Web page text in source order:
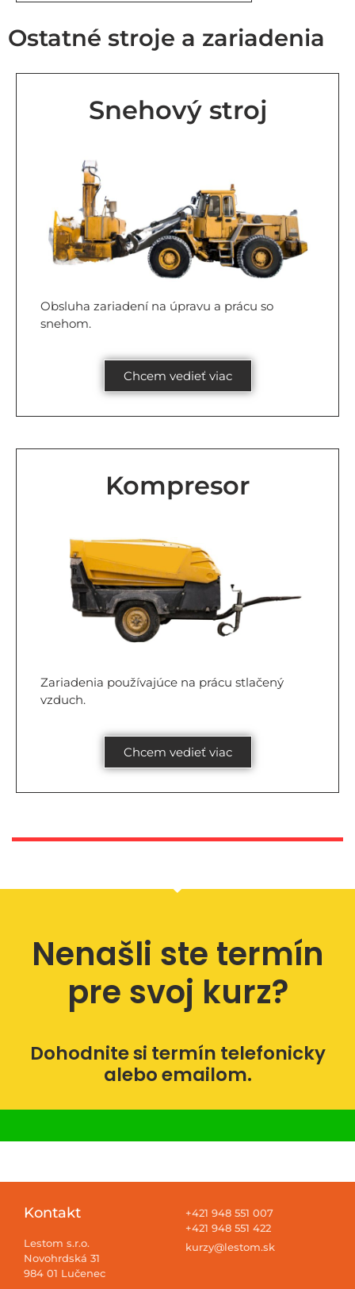
Ostatné stroje a zariadenia
Snehový stroj
Obsluha zariadení na úpravu a prácu so
snehom.
Chcem vedieť viac
Kompresor
Zariadenia používajúce na prácu stlačený
vzduch.
Chcem vedieť viac
Nenašli ste termín
pre svoj kurz?
Dohodnite si termín telefonicky
alebo emailom.
Kontakt
Lestom s.r.o.
Novohrdská 31
984 01 Lučenec
+421 948 551 007
+421 948 551 422
kurzy@lestom.sk